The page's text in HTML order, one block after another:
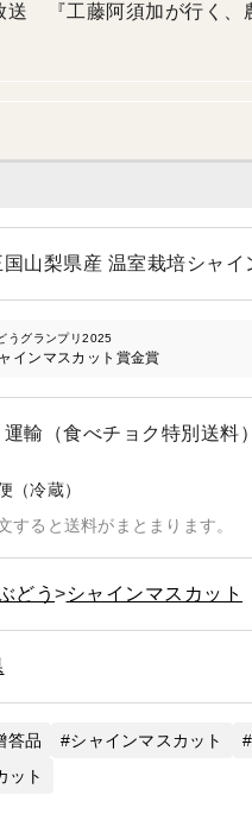
国山梨県産 温室栽培シャ
うグランプリ2025
インマスカット賞金賞
輸（食べチョク特別送料）
（冷蔵）
すると送料がまとまります。
どう シャインマスカット
答品 シャインマスカット
ット
送 『工藤阿須加が行く、